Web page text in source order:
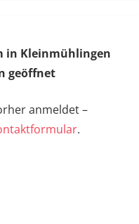
in Kleinmühlingen
geöffnet
anmeldet –
.